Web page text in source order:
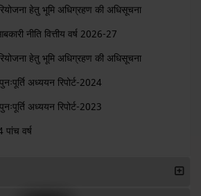
हेतु भूमि अधिग्रहण की अधिसूचना
नीति वित्तीय वर्ष 2026-27
हेतु भूमि अधिग्रहण की अधिसूचना
अध्ययन रिपोर्ट-2024
अध्ययन रिपोर्ट-2023
वर्ष